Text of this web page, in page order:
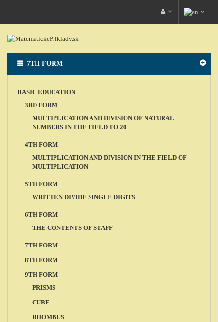
7TH FORM
BASIC EDUCATION
3RD FORM
MULTIPLICATION AND DIVISION OF NATURAL
NUMBERS IN THE FIELD TO 20
4TH FORM
MULTIPLICATION AND DIVISION IN THE FIELD OF
MULTIPLICATION
5TH FORM
WRITTEN DIVIDE SINGLE DIGITS
6TH FORM
THE CONTENTS OF STAFF
7TH FORM
8TH FORM
9TH FORM
PRISMS
CUBE
RHOMBUS